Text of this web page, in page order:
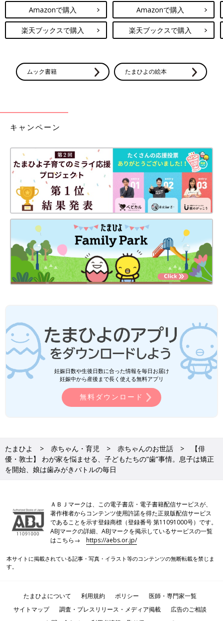
Amazonで購入
楽天ブックスで購入
Amazonで購入
楽天ブックスで購入
ムック書籍 たまひよの絵本
キャンペーン
妊娠日数や生後日数に合った情報を毎日お届け
妊娠中から産後まで長く使える無料アプリ
無料ダウンロード
たまひよ 赤ちゃん・育児 赤ちゃんのお世話
【俳
優・敦士】 わが家を悩ませる、子どもたちの“歯”事情。息子は矯正
を開始、娘は歯みがきバトルの毎日
ＡＢＪマークは、この電子書店・電子書籍配信サービスが、
著作権者からコンテンツ使用許諾を得た正規版配信サービス
であることを示す登録商標（登録番号 第11091000号）です。
ABJマークの詳細、ABJマークを掲示しているサービスの一覧
はこちら→https://aebs.or.jp/
本サイトに掲載されている記事・写真・イラスト等のコンテンツの無断転載を禁じま
す。
たまひよについて 利用規約 ポリシー
医師・専門家一覧
サイトマップ
調査・プレスリリース・メディア掲載
広告のご相談